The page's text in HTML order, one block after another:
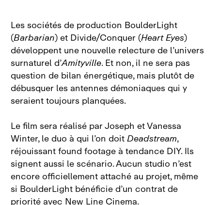
Les sociétés de production BoulderLight
(Barbarian) et Divide/Conquer (Heart Eyes)
développent une nouvelle relecture de l’univers
surnaturel d’Amityville. Et non, il ne sera pas
question de bilan énergétique, mais plutôt de
débusquer les antennes démoniaques qui y
seraient toujours planquées.
Le film sera réalisé par Joseph et Vanessa
Winter, le duo à qui l’on doitDeadstream,
réjouissant found footage à tendance DIY. Ils
signent aussi le scénario. Aucun studio n’est
encore officiellement attaché au projet, même
si BoulderLight bénéficie d’un contrat de
priorité avec New Line Cinema.